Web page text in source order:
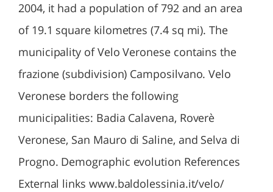
2004, it had a population of 792 and an area
of 19.1 square kilometres (7.4 sq mi). The
municipality of Velo Veronese contains the
frazione (subdivision) Camposilvano. Velo
Veronese borders the following
municipalities: Badia Calavena, Roverè
Veronese, San Mauro di Saline, and Selva di
Progno. Demographic evolution References
External links www.baldolessinia.it/velo/